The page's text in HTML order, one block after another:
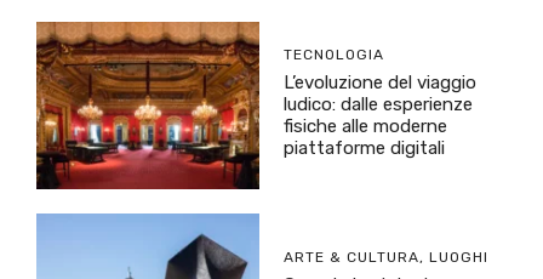
TECNOLOGIA
L’evoluzione del viaggio
ludico: dalle esperienze
fisiche alle moderne
piattaforme digitali
ARTE & CULTURA, LUOGHI